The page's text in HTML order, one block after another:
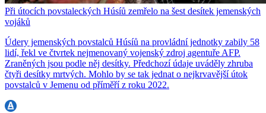
Při útocích povstaleckých Húsíů zemřelo na šest desítek jemenských
vojáků
Údery jemenských povstalců Húsíů na provládní jednotky zabily 58
lidí, řekl ve čtvrtek nejmenovaný vojenský zdroj agentuře AFP.
Zraněných jsou podle něj desítky. Předchozí údaje uváděly zhruba
čtyři desítky mrtvých. Mohlo by se tak jednat o nejkrvavější útok
povstalců v Jemenu od příměří z roku 2022.